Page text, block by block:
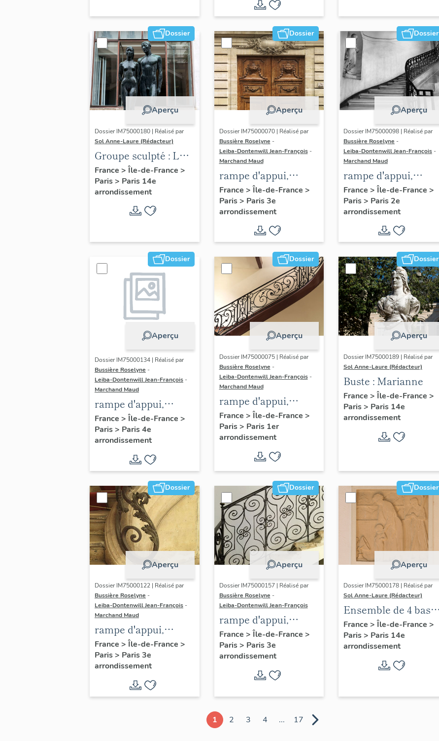
Dossier
Aperçu
Dossier IM75000180 | Réalisé par
Sol Anne-Laure (Rédacteur)
Groupe sculpté : Les
Adolescents
France > Île-de-France >
Paris> Paris 14e
arrondissement
Dossier
Aperçu
Dossier IM75000070 | Réalisé par
Bussière Roselyne -
Leiba-Dontenwill Jean-François -
Marchand Maud
rampe d'appui,
escalier de l' hôtel de
Sandreville (non
étudié)
France > Île-de-France >
Paris> Paris 3e
arrondissement
Dossier
Aperçu
Dossier IM75000098 | Réalisé par
Bussière Roselyne -
Leiba-Dontenwill Jean-François -
Marchand Maud
rampe d'appui,
escalier de la maison
à porte cochère (non
étudié)
France > Île-de-France >
Paris> Paris 2e
arrondissement
Dossier
Aperçu
Dossier IM75000134 | Réalisé par
Bussière Roselyne -
Leiba-Dontenwill Jean-François -
Marchand Maud
rampe d'appui,
escalier de la maison
à porte cochère dite
hôtel Charpentier
(non étudié)
France > Île-de-France >
Paris> Paris 4e
arrondissement
Dossier
Aperçu
Dossier IM75000075 | Réalisé par
Bussière Roselyne -
Leiba-Dontenwill Jean-François -
Marchand Maud
rampe d'appui,
escalier de la maison
à porte cochère (non
étudié)
France > Île-de-France >
Paris> Paris 1er
arrondissement
Dossier
Aperçu
Dossier IM75000189 | Réalisé par
Sol Anne-Laure (Rédacteur)
Buste : Marianne
France > Île-de-France >
Paris> Paris 14e
arrondissement
Dossier
Aperçu
Dossier IM75000122 | Réalisé par
Bussière Roselyne -
Leiba-Dontenwill Jean-François -
Marchand Maud
rampe d'appui,
escalier de la maison
à porte cochère (non
étudié)
France > Île-de-France >
Paris> Paris 3e
arrondissement
Dossier
Aperçu
Dossier IM75000157 | Réalisé par
Bussière Roselyne -
Leiba-Dontenwill Jean-François
rampe d'appui,
escalier de la maison
à porte cochère dite
hôtel de Bence (non
France > Île-de-France >
Paris> Paris 3e
arrondissement
Dossier
Aperçu
Dossier IM75000178 | Réalisé par
Sol Anne-Laure (Rédacteur)
Ensemble de 4 bas
reliefs : Les saisons
France > Île-de-France >
Paris> Paris 14e
arrondissement
1 2 3 4 ... 17